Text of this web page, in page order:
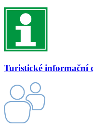
Turistické informační